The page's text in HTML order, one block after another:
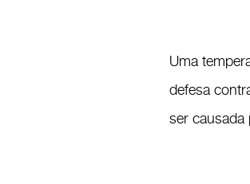
Uma
defesa
ser causada